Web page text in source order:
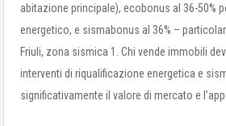
abitazione principale), ecobonus al 36-50%
energetico, e sismabonus al 36% –
Friuli, zona sismica 1. Chi vende immobili
interventi di riqualificazione energetica e
significativamente il valore di mercato e